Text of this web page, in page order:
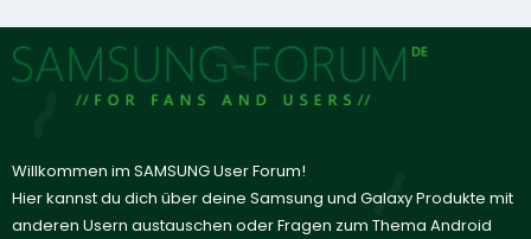
Willkommen im SAMSUNG User Forum!
Hier kannst du dich über deine Samsung und Galaxy Produkte mit
anderen Usern austauschen oder Fragen zum Thema Android